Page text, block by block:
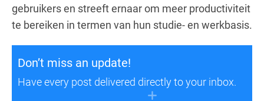
gebruikers en streeft ernaar om meer productiviteit
te bereiken in termen van hun studie- en werkbasis.
Don’t miss an update!
Have every post delivered directly to your inbox.